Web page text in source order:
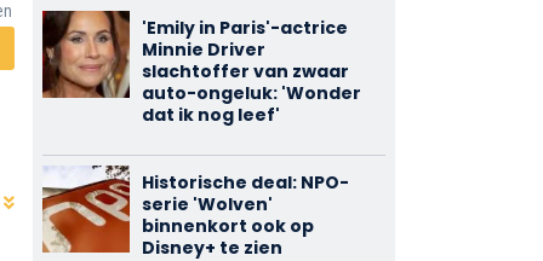
'Emily in Paris'-actrice
Minnie Driver
slachtoffer van zwaar
auto-ongeluk: 'Wonder
dat ik nog leef'
Historische deal: NPO-
serie 'Wolven'
binnenkort ook op
Disney+ te zien